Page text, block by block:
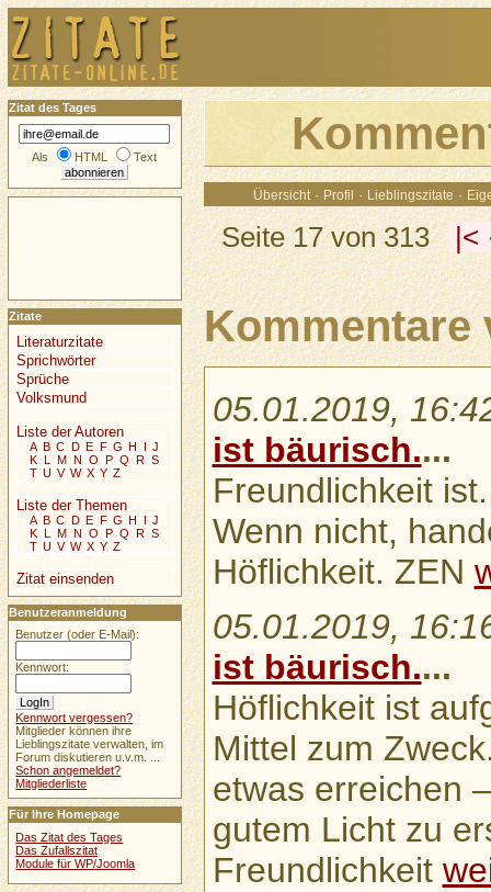
Übersicht · Profil · Lieblingszitate ·
Seite 17 von 313 |<
Kommentare
05.01.2019,
ist bäurisch....
Freundlichkeit
Wenn nicht,
Höflichkeit. ZEN
05.01.2019,
ist bäurisch....
Höflichkeit ist
Mittel zum
etwas erreichen
gutem Licht zu
Freundlichkeit
Zitat des Tages
Als HTML Text
Zitate
Literaturzitate
Sprichwörter
Sprüche
Volksmund
Liste der Autoren
A B C D E F G H I J
K L M N O P Q R S
T U V W X Y Z
Liste der Themen
A B C D E F G H I J
K L M N O P Q R S
T U V W X Y Z
Zitat einsenden
Benutzeranmeldung
Benutzer (oder E-Mail):
Kennwort:
Kennwort vergessen?
Mitglieder können ihre
Lieblingszitate verwalten, im
Forum diskutieren u.v.m. ...
Schon angemeldet?
Mitgliederliste
Für Ihre Homepage
Das Zitat des Tages
Das Zufallszitat
Module für WP/Joomla